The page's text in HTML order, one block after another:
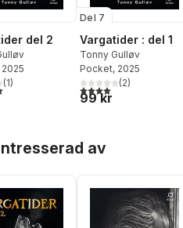
del 2
2025
stjärnor. Totalt antal röster:
(1)
Del 7
Vargatider : del 1
Tonny Gulløv
Pocket, 2025
4,0utav 5 stjärnor.
(2)
99 kr
av